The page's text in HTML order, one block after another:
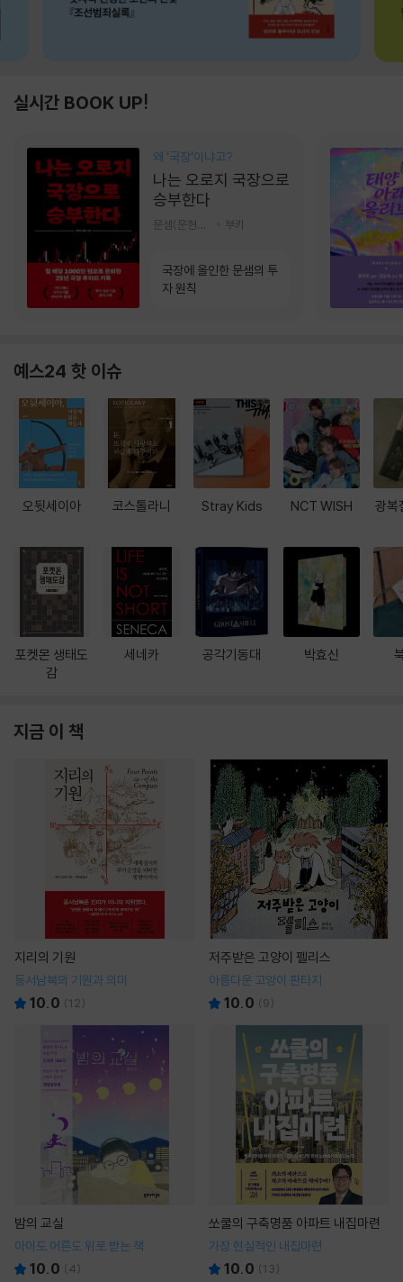
실시간 BOOK UP!
왜 ‘국장‘이냐고?
나는 오로지 국장으로
승부한다
부키
국장에 올인한 문샘의 투
자 원칙
예스24 핫 이슈
오뒷세이아
포켓몬 생태도
감
코스톨라니
세네카
Stray Kids
공각기동대
NCT WISH
박효신
광복
지금 이 책
지리의 기원
동서남북의 기원과 의미
10.0 (12)
저주받은 고양이 펠리스
아름다운 고양이 판타지
10.0 (9)
밤의 교실
아이도 어른도 위로 받는 책
10.0 (4)
쏘쿨의 구축명품 아파트 내집마련
가장 현실적인 내집마련
10.0 (13)